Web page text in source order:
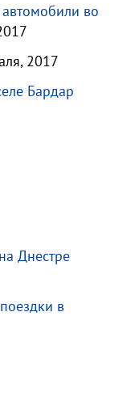
во
2017
Бардар
Днестре
в